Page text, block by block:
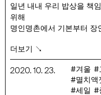
그대로 머금고 있습니다.
일년 내내 우리 밥상을 책
위해
명인명촌에서 기본부터
추젓과 대용량 육젓, 황토
있는 소중한 재료입니다.
행사 기간 : 10/23(금) ~ 11/
행사 품목 : 김정배 새우젓
더보기 ↘
2020.10.23. 겨울
멸치액
세일